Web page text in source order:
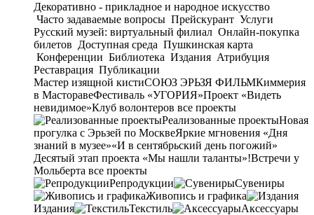
Декоративно - прикладное и народное искусство
Часто задаваемые вопросы Прейскурант Услуги
Русский музей: виртуальный филиал Онлайн-покупка
билетов Доступная среда Пушкинская карта
Конференции Библиотека Издания Атрибуция
Реставрация Публикации
Мастер изящной кистиСОЮЗ ЭРЬЗЯ ФИЛЬМКиммерия
в МасторавеФестиваль «УГОРИЯ»Проект «Видеть
невидимое»Клуб волонтеров все проекты
Реализованные проектыНовая
прогулка с Эрьзей по МосквеЯркие мгновения «Дня
знаний в музее»«И в сентябрьский день погожий»
Десятый этап проекта «Мы нашли таланты»!Встречи у
Мольберта все проекты
Репродукции
Сувениры
Живопись и графика
Издания
Текстиль Аксессуары